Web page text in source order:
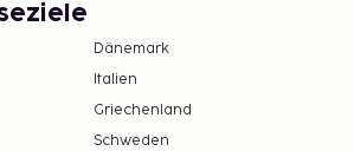
erhältst du auf Nachfrage direkt
Die Kontaktinformationen
deiner Buchungsbestätigung.
Jahre kann im Zimmer der Eltern
kostenlos
Dänemark
Italien
Griechenland
Schweden